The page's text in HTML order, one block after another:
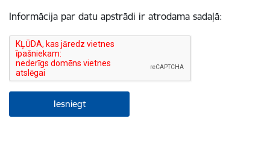
Informācija par datu apstrādi ir atrodama sadaļā: